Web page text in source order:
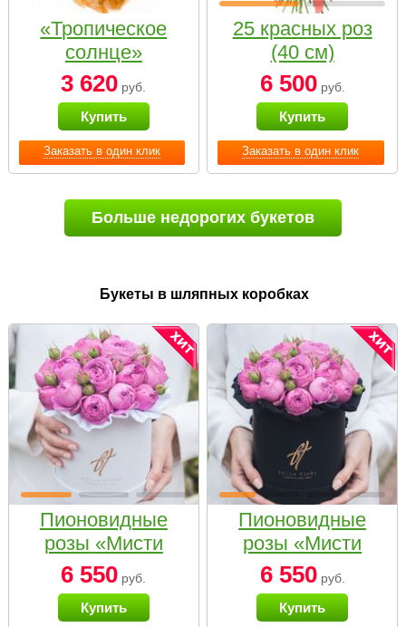
Заказать в один клик
«Тропическое
солнце»
3 620 руб.
Купить
Заказать в один клик
25 красных роз
(40 см)
6 500руб.
Купить
Больше недорогих букетов
Букеты в шляпных коробках
Пионовидные
розы «Мисти
бабблс» в белой
коробке Small
6 550 руб.
Купить
Пионовидные
розы «Мисти
бабблс» в
черной коробке
Small
6 550руб.
Купить